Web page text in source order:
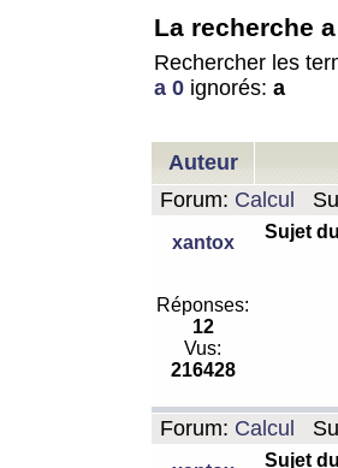
La recherche
Rechercher les
a 0 ignorés: a
Auteur
Forum: Calcul
xantox
Sujet
Réponses:
12
Vus:
216428
Forum: Calcul
Sujet